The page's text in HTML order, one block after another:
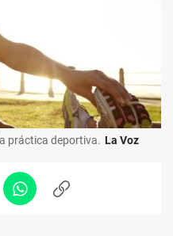
práctica deportiva. La Voz
WhatsappCopiar